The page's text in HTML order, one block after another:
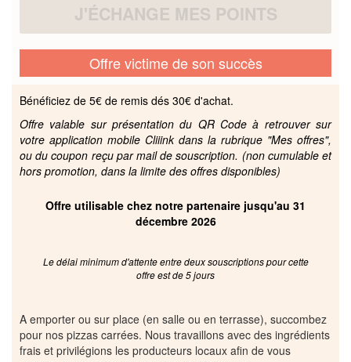
J'ÉCHANGE MES POINTS
Offre victime de son succès
Bénéficiez de 5€ de remis dés 30€ d'achat.
Offre valable sur présentation du QR Code à retrouver sur
votre application mobile Cliiink dans la rubrique "Mes offres",
ou du coupon reçu par mail de souscription. (non cumulable et
hors promotion, dans la limite des offres disponibles)
Offre utilisable chez notre partenaire jusqu'au 31
décembre 2026
Le délai minimum d'attente entre deux souscriptions pour cette
offre est de 5 jours
A emporter ou sur place (en salle ou en terrasse), succombez
pour nos pizzas carrées. Nous travaillons avec des ingrédients
frais et privilégions les producteurs locaux afin de vous